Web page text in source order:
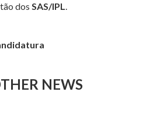
dos SAS/IPL
NEWS